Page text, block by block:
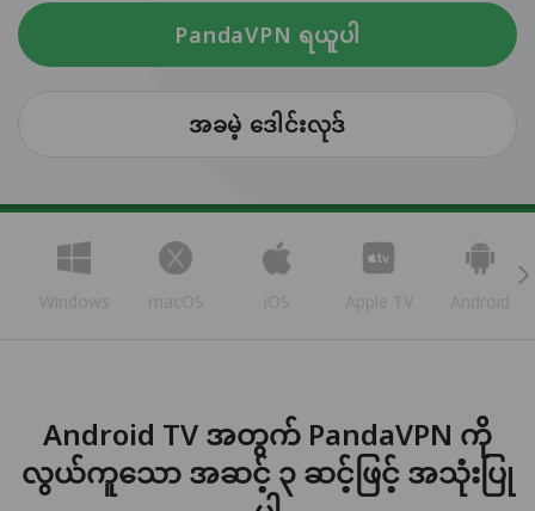
PandaVPN ရယူပါ
အခမဲ့ ဒေါင်းလုဒ်
Windows macOS iOS Apple TV Android
Android TV အတွက် PandaVPN ကို
လွယ်ကူသော အဆင့် ၃ ဆင့်ဖြင့် အသုံးပြု